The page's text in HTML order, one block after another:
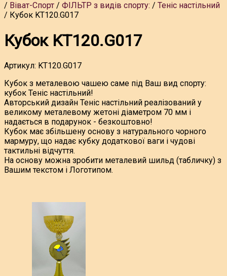
Віват-Спорт ФІЛЬТР з видів спорту:
Теніс настільний
Кубок KT120.G017
Кубок KT120.G017
Артикул: KT120.G017
Кубок з металевою чашею саме під Ваш вид спорту:
кубок Теніс настільний!
Авторський дизайн Теніс настільний реалізований у
великому металевому жетоні діаметром 70 мм і
надається в подарунок - безкоштовно!
Кубок має збільшену основу з натурального чорного
мармуру, що надає кубку додаткової ваги і чудові
тактильні відчуття.
На основу можна зробити металевий шильд (табличку) з
Вашим текстом і Логотипом.